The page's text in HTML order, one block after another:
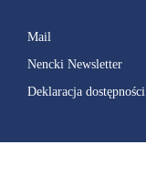
Mail
Nencki Newsletter
Deklaracja dostępności